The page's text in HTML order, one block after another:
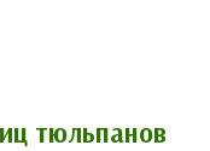
тюльпанов